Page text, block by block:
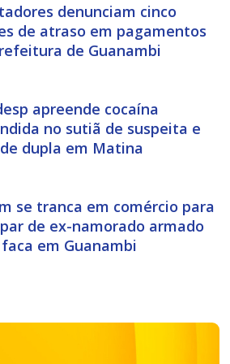
denunciam cinco
de atraso em pagamentos
de Guanambi
apreende cocaína
no sutiã de suspeita e
dupla em Matina
se tranca em comércio para
de ex-namorado armado
em Guanambi